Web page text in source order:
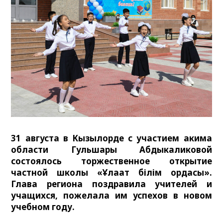
31 августа в Кызылорде с участием акима
области Гульшары Абдыкаликовой
состоялось торжественное открытие
частной школы «Ұлағат білім ордасы».
Глава региона поздравила учителей и
учащихся, пожелала им успехов в новом
учебном году.